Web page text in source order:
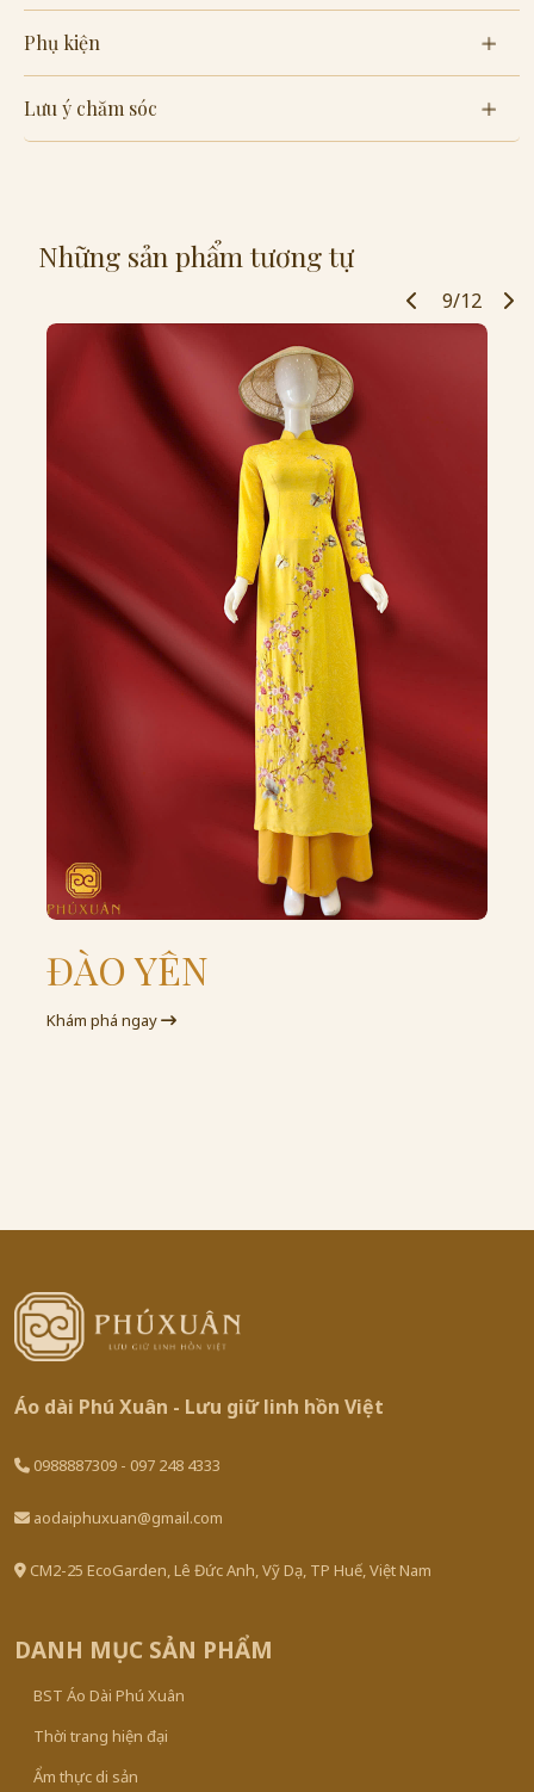
Phụ kiện
Lưu ý chăm sóc
Những sản phẩm tương tự
ĐÀO YÊN
Khám phá ngay
9/12
Áo dài Phú Xuân - Lưu giữ linh hồn Việt
0988887309 - 097 248 4333
aodaiphuxuan@gmail.com
CM2-25 EcoGarden, Lê Đức Anh, Vỹ Dạ, TP Huế, Việt Nam
DANH MỤC SẢN PHẨM
BST Áo Dài Phú Xuân
Thời trang hiện đại
Ẩm thực di sản